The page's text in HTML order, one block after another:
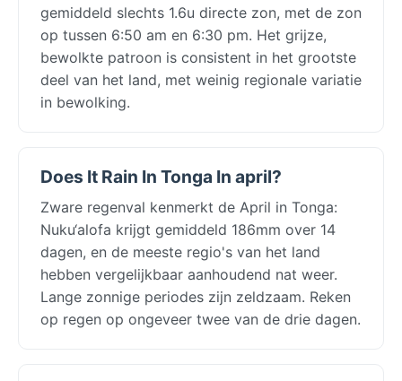
gemiddeld slechts 1.6u directe zon, met de zon
op tussen 6:50 am en 6:30 pm. Het grijze,
bewolkte patroon is consistent in het grootste
deel van het land, met weinig regionale variatie
in bewolking.
Does It Rain In Tonga In april?
Zware regenval kenmerkt de April in Tonga:
Nuku‘alofa krijgt gemiddeld 186mm over 14
dagen, en de meeste regio's van het land
hebben vergelijkbaar aanhoudend nat weer.
Lange zonnige periodes zijn zeldzaam. Reken
op regen op ongeveer twee van de drie dagen.